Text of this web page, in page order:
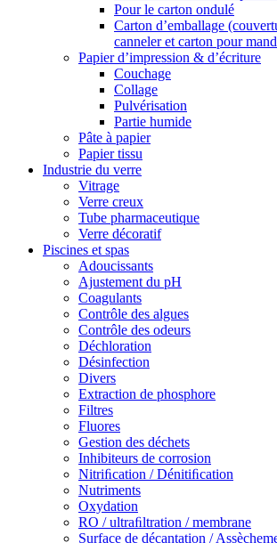
Pour le carton ondulé
Carton d’emballage
canneler et carton pour
Papier d’impression & d’écriture
Couchage
Collage
Pulvérisation
Partie humide
Pâte à papier
Papier tissu
Industrie du verre
Vitrage
Verre creux
Tube pharmaceutique
Verre décoratif
Piscines et spas
Adoucissants
Ajustement du pH
Coagulants
Contrôle des algues
Contrôle des odeurs
Déchloration
Désinfection
Divers
Extraction de phosphore
Filtres
Fluores
Gestion des déchets
Inhibiteurs de corrosion
Nitriﬁcation / Dénitiﬁcation
Nutriments
Oxydation
RO / ultraﬁltration / membrane
Surface de décantation /